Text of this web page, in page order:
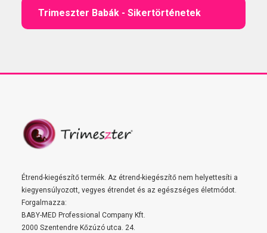
Trimeszter Babák - Sikertörténetek
Étrend-kiegészítő termék. Az étrend-kiegészítő nem helyettesíti a
kiegyensúlyozott, vegyes étrendet és az egészséges életmódot.
Forgalmazza:
BABY-MED Professional Company Kft.
2000 Szentendre Kőzúzó utca. 24.